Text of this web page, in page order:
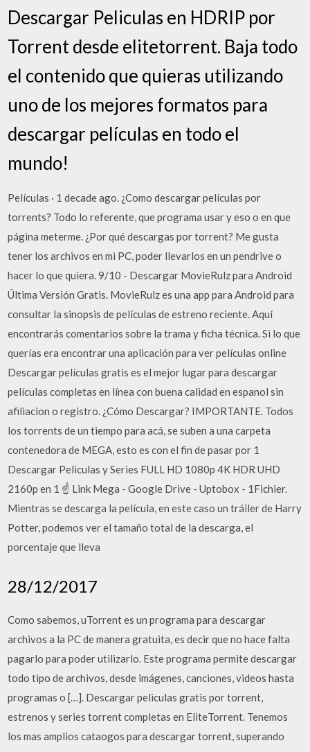
Descargar Peliculas en HDRIP por
Torrent desde elitetorrent. Baja todo
el contenido que quieras utilizando
uno de los mejores formatos para
descargar películas en todo el
mundo!
Películas · 1 decade ago. ¿Como descargar películas por
torrents? Todo lo referente, que programa usar y eso o en que
página meterme. ¿Por qué descargas por torrent? Me gusta
tener los archivos en mi PC, poder llevarlos en un pendrive o
hacer lo que quiera. 9/10 - Descargar MovieRulz para Android
Última Versión Gratis. MovieRulz es una app para Android para
consultar la sinopsis de películas de estreno reciente. Aquí
encontrarás comentarios sobre la trama y ficha técnica. Si lo que
querías era encontrar una aplicación para ver películas online
Descargar películas gratis es el mejor lugar para descargar
películas completas en línea con buena calidad en espanol sin
afiliacion o registro. ¿Cómo Descargar? IMPORTANTE. Todos
los torrents de un tiempo para acá, se suben a una carpeta
contenedora de MEGA, esto es con el fin de pasar por 1
Descargar Peliculas y Series FULL HD 1080p 4K HDR UHD
2160p en 1 ☝ Link Mega - Google Drive - Uptobox - 1Fichier.
Mientras se descarga la película, en este caso un tráiler de Harry
Potter, podemos ver el tamaño total de la descarga, el
porcentaje que lleva
28/12/2017
Como sabemos, uTorrent es un programa para descargar
archivos a la PC de manera gratuita, es decir que no hace falta
pagarlo para poder utilizarlo. Este programa permite descargar
todo tipo de archivos, desde imágenes, canciones, videos hasta
programas o […]. Descargar peliculas gratis por torrent,
estrenos y series torrent completas en EliteTorrent. Tenemos
los mas amplios cataogos para descargar torrent, superando